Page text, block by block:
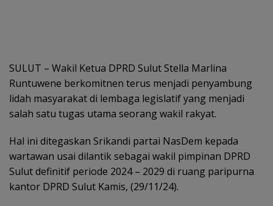
SULUT – Wakil Ketua DPRD Sulut Stella Marlina
Runtuwene berkomitnen terus menjadi penyambung
lidah masyarakat di lembaga legislatif yang menjadi
salah satu tugas utama seorang wakil rakyat.
Hal ini ditegaskan Srikandi partai NasDem kepada
wartawan usai dilantik sebagai wakil pimpinan DPRD
Sulut definitif periode 2024 – 2029 di ruang paripurna
kantor DPRD Sulut Kamis, (29/11/24).